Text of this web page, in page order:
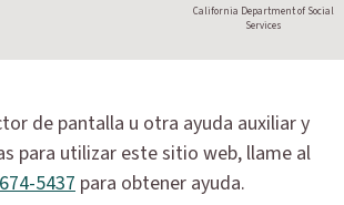
California Department of Social
Services
de pantalla u otra ayuda auxiliar y
para utilizar este sitio web, llame al
5437 para obtener ayuda.